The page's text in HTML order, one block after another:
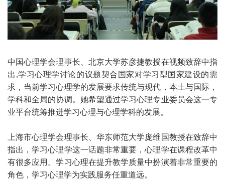
中国心理学会理事长、北京大学苏彦捷教授在视频致辞中指
出,学习心理学讨论的议题契合国家对学习型国家建设的需
求，当前学习心理学的发展要求传统与现代，本土与国际，
学科和全局的协调。她希望通过学习心理专业委员会这一专
业平台统筹推进学习心理与心理学科的发展。
上海市心理学会理事长、华东师范大学庞维国教授在致辞中
指出，学习心理学这一话题非常重要，心理学在课程改革中
有很多应用。学习心理在提升教学质量中扮演着非常重要的
角色，学习心理学为实践服务任重道远。